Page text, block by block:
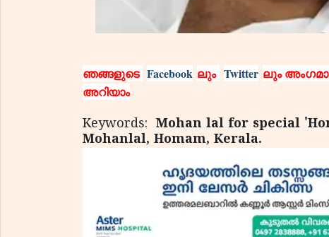
ഞങ്ങളുടെ Facebook ലും Twitter ലും
അറിയാം
Keywords: Mohan lal for special
Mohanlal, Homam, Kerala.